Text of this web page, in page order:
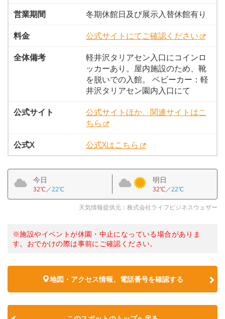
営業期間
冬期休館日及び展示入替休館有り
料金
公式サイトにてご確認ください
全体備考
軽井沢タリアセン入口にコインロ
ッカーあり。屋内施設のため、靴
を脱いでの入館。 ベビーカー：軽
井沢タリアセン園内入口にて
公式サイト
公式サイトほか、関連サイトはこ
ちら
公式X
公式Xはこちら
今日
32℃／22℃
明日
32℃／22℃
天気情報提供元：株式会社ライフビジネスウェザー
※施設やイベントが休園・中止になっている場合がありま
す。おでかけの際は事前にご確認ください。
地図・アクセス情報、電話番号を確認する